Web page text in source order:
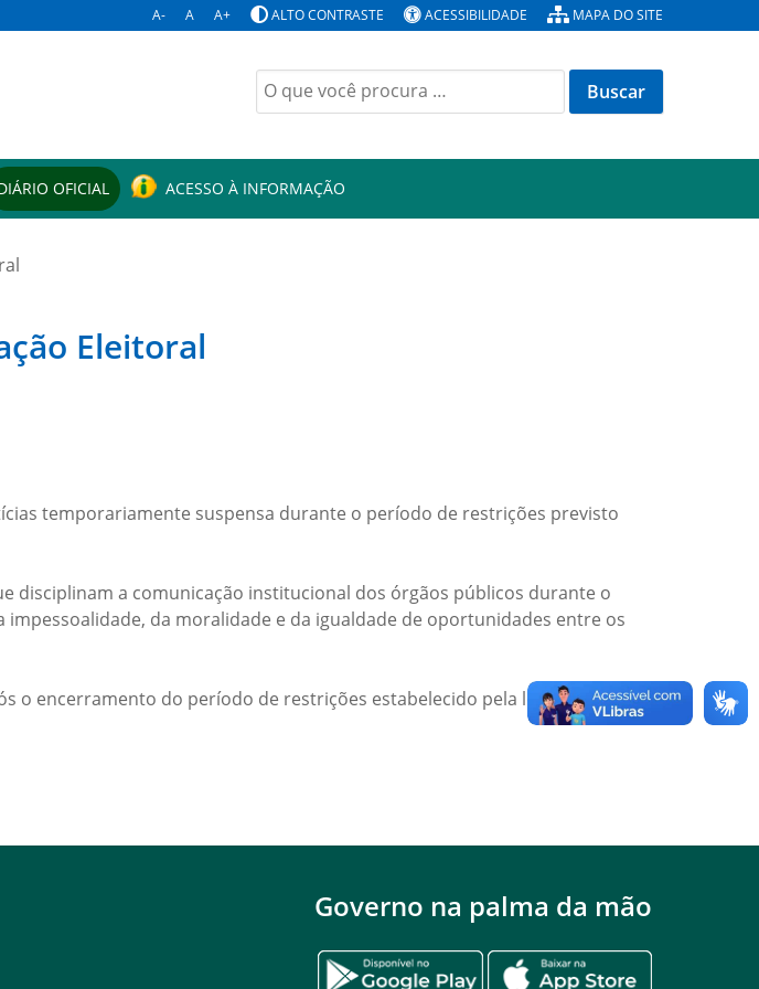
A- A A+ ALTO CONTRASTE ACESSIBILIDADE MAPA DO SITE
Buscar
por:
OFICIAL ACESSO À INFORMAÇÃO
Eleitoral
temporariamente suspensa durante o período de restrições previsto
disciplinam a comunicação institucional dos órgãos públicos durante o
da moralidade e da igualdade de oportunidades entre os
o encerramento do período de restrições estabelecido pela legislação
Governo na palma da mão